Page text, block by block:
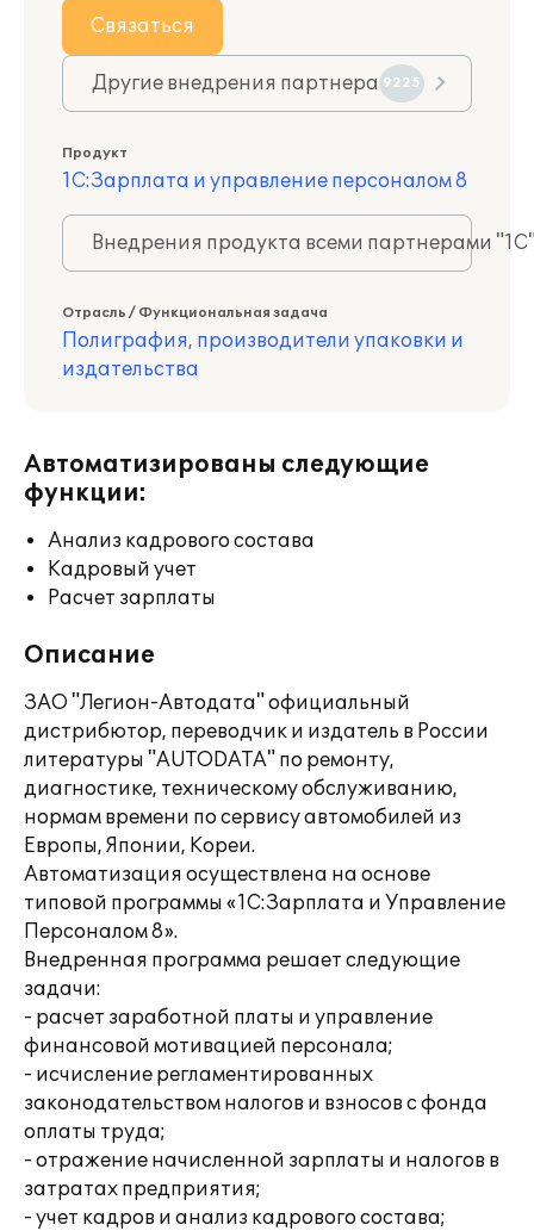
Связаться
Другие внедрения партнера 9225
Продукт
1С:Зарплата и управление персоналом 8
Внедрения продукта всеми партнерами
Отрасль / Функциональная задача
Полиграфия, производители упаковки и
издательства
Автоматизированы следующие
функции:
Анализ кадрового состава
Кадровый учет
Расчет зарплаты
Описание
ЗАО "Легион-Автодата" официальный
дистрибютор, переводчик и издатель в России
литературы "AUTODATA" по ремонту,
диагностике, техническому обслуживанию,
нормам времени по сервису автомобилей из
Европы, Японии, Кореи.
Автоматизация осуществлена на основе
типовой программы «1С:Зарплата и Управление
Персоналом 8».
Внедренная программа решает следующие
задачи:
- расчет заработной платы и управление
финансовой мотивацией персонала;
- исчисление регламентированных
законодательством налогов и взносов с фонда
оплаты труда;
- отражение начисленной зарплаты и налогов в
затратах предприятия;
- учет кадров и анализ кадрового состава;